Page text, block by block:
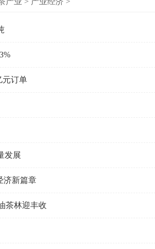
元订单
发展
济新篇章
茶林迎丰收